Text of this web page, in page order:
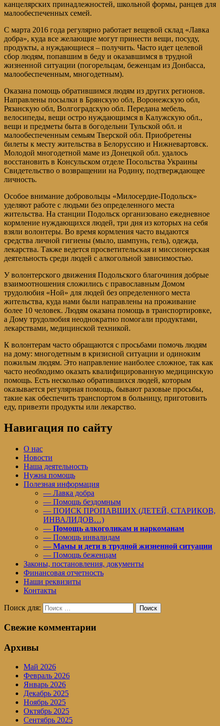
канцелярских принадлежностей, школьной формы, ранцев для
малообеспеченных семей.
С марта 2016 года регулярно работает вещевой склад «Лавка
добра», куда все желающие могут принести вещи, посуду,
продукты, а нуждающиеся – получить. Часто идет целевой
сбор людям, попавшим в беду и оказавшимся в трудной
жизненной ситуации (погорельцам, беженцам из Донбасса,
малообеспеченным, многодетным).
Оказана помощь обратившимся людям из других регионов.
Направлены посылки в Брянскую обл, Воронежскую обл,
Рязанскую обл, Волгоградскую обл. Передана мебель,
велосипеды, вещи остро нуждающимся в Калужскую обл.,
вещи и предметы быта в богодельни Тульской обл. и
малообеспеченным семьям Тверской обл. Приобретены
билеты к месту жительства в Белоруссию и Нижневартовск.
Молодой многодетной маме из Донецкой обл. удалось
восстановить в Консульском отделе Посольства Украины
Свидетельство о возвращении на Родину, подтверждающее
личность.
Особое внимание добровольцы «Милосердие-Подольск»
уделяют работе с людьми без определенного места
жительства. На станции Подольск организовано ежедневное
кормление нуждающихся людей, три дня из которых на себя
взяли волонтеры. Во время кормления часто выдаются
средства личной гигиены (мыло, шампунь, гель), одежда,
лекарства. Также ведется просветительская и миссионерская
деятельность среди людей с алкогольной зависимостью.
У волонтерского движения Подольского благочиния добрые
взаимоотношения сложились с православным Домом
трудолюбия «Ной» для людей без определенного места
жительства, куда нами были направлены на проживание
более 10 человек. Людям оказана помощь в транспортировке,
а Дому трудолюбия неоднократно помогали продуктами,
лекарствами, медицинской техникой.
К волонтерам часто обращаются с просьбами помочь людям
на дому: многодетным в кризисной ситуации и одиноким
пожилым людям. Это направление наиболее сложное, так как
часто необходимо оказать квалифицированную медицинскую
помощь. Есть несколько обратившихся людей, которым
оказывается регулярная помощь, бывают разовые просьбы,
такие как обеспечить транспортом в больницу, приготовить
еду, привезти продукты или лекарство.
Навигация по сайту
О нас
Новости
Наша деятельность
Нужна помощь
Полезная информация
— Лавка добра
— Помощь бездомным
— ПОИСК ПРОПАВШИХ (ДЕТЕЙ, СТАРИКОВ,
ИНВАЛИДОВ…)
— Помощь алкоголикам и наркоманам
— Помощь инвалидам
— Мамы и дети в трудной жизненной ситуации
— Помощь беженцам
Законы, постановления, документы
Финансовая отчетность
Наши реквизиты
Контакты
Поиск для: Поиск
Свежие комментарии
Архивы
Май 2026
Февраль 2026
Январь 2026
Декабрь 2025
Ноябрь 2025
Октябрь 2025
Сентябрь 2025